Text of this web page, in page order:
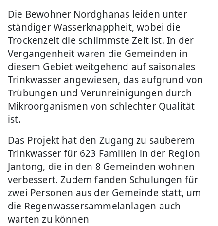
Die Bewohner Nordghanas leiden unter
ständiger Wasserknappheit, wobei die
Trockenzeit die schlimmste Zeit ist. In der
Vergangenheit waren die Gemeinden in
diesem Gebiet weitgehend auf saisonales
Trinkwasser angewiesen, das aufgrund von
Trübungen und Verunreinigungen durch
Mikroorganismen von schlechter Qualität
ist.
Das Projekt hat den Zugang zu sauberem
Trinkwasser für 623 Familien in der Region
Jantong, die in den 8 Gemeinden wohnen
verbessert. Zudem fanden Schulungen für
zwei Personen aus der Gemeinde statt, um
die Regenwassersammelanlagen auch
warten zu können